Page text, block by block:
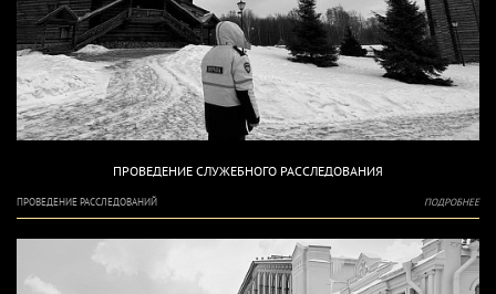
ПРОВЕДЕНИЕ СЛУЖЕБНОГО РАССЛЕДОВАНИЯ
ПРОВЕДЕНИЕ РАССЛЕДОВАНИЙ ПОДРОБНЕЕ